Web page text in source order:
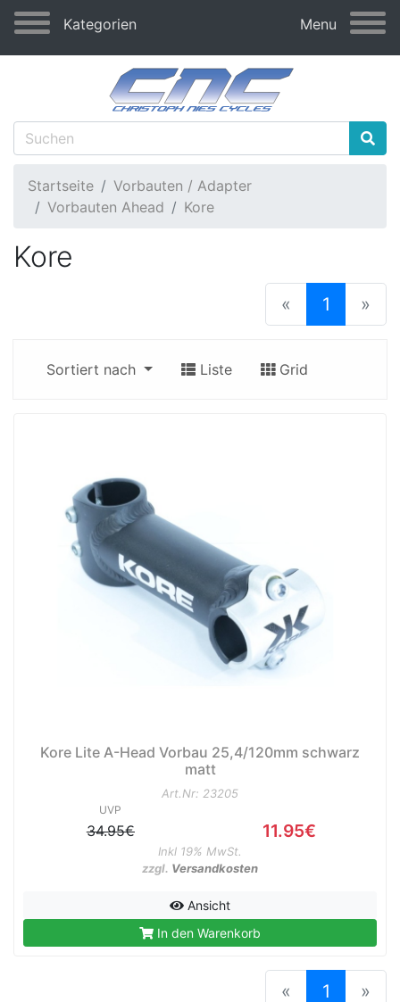
Kategorien Menu
Startseite
Vorbauten / Adapter
Vorbauten Ahead
Kore
Kore
« 1 »
Sortiert nach Liste Grid
Kore Lite A-Head Vorbau 25,4/120mm schwarz
matt
Art.Nr: 23205
UVP
34.95€ 11.95€
Inkl 19% MwSt.
zzgl. Versandkosten
Ansicht
In den Warenkorb
« 1 »